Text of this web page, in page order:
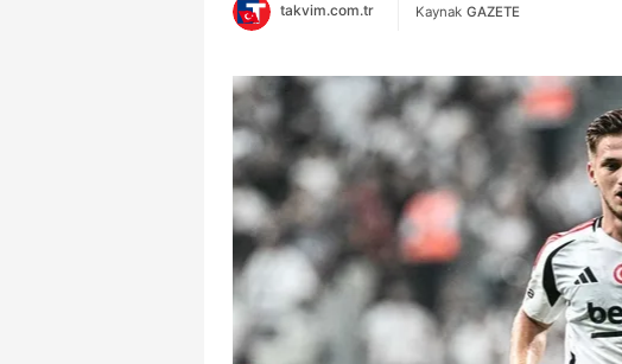
takvim.com.tr Kaynak GAZETE